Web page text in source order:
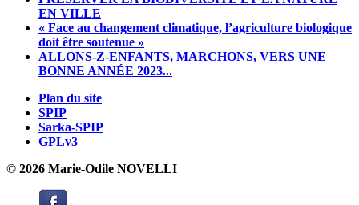
EN VILLE
« Face au changement climatique, l’agriculture biologique
doit être soutenue »
ALLONS-Z-ENFANTS, MARCHONS, VERS UNE
BONNE ANNÉE 2023...
Plan du site
SPIP
Sarka-SPIP
GPLv3
© 2026 Marie-Odile NOVELLI